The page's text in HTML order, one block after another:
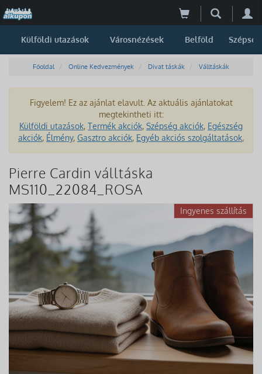
Külföldi utazások Városnézések Belföld Szépség
Főoldal Online Kedvezmények Divat táskák Válltáskák
Figyelem! Ez az ajánlat elavult. Az aktuális ajánlatokat
megtekintheti itt:
Külföldi utazások, Termék akciók, Szépség akciók, Egészség
akciók, Élmény, Gasztro akciók, Egyéb akciós szolgáltatások,
Pierre Cardin válltáska
MS110_22084_ROSA
Ingyenes szállítás